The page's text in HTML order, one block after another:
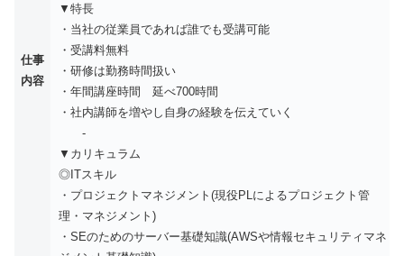
仕事
内容
▼特長
・当社の従業員であれば誰でも受講可能
・受講料無料
・研修は勤務時間扱い
・年間講座時間 延べ700時間
・社内講師を増やし自身の経験を伝えていく
-
▼カリキュラム
◎ITスキル
・プロジェクトマネジメント(現役PLによるプロジェクト管
理・マネジメント)
・SEのためのサーバー基礎知識(AWSや情報セキュリティマネ